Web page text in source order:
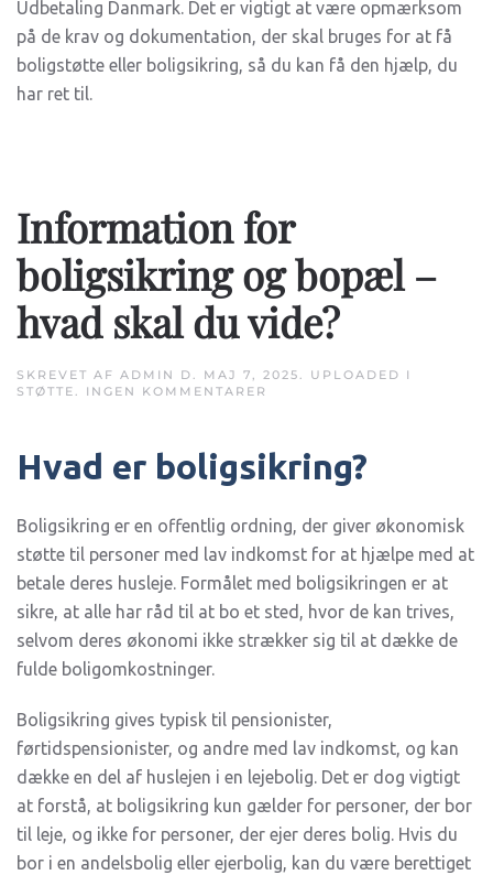
Udbetaling Danmark. Det er vigtigt at være opmærksom
på de krav og dokumentation, der skal bruges for at få
boligstøtte eller boligsikring, så du kan få den hjælp, du
har ret til.
Information for
boligsikring og bopæl –
hvad skal du vide?
SKREVET AF ADMIN D. MAJ 7, 2025. UPLOADED I
STØTTE. INGEN KOMMENTARER
OG
BOPÆL
SKAL
DU
VIDE?
Hvad er boligsikring?
Boligsikring er en offentlig ordning, der giver økonomisk
støtte til personer med lav indkomst for at hjælpe med at
betale deres husleje. Formålet med boligsikringen er at
sikre, at alle har råd til at bo et sted, hvor de kan trives,
selvom deres økonomi ikke strækker sig til at dække de
fulde boligomkostninger.
Boligsikring gives typisk til pensionister,
førtidspensionister, og andre med lav indkomst, og kan
dække en del af huslejen i en lejebolig. Det er dog vigtigt
at forstå, at boligsikring kun gælder for personer, der bor
til leje, og ikke for personer, der ejer deres bolig. Hvis du
bor i en andelsbolig eller ejerbolig, kan du være berettiget